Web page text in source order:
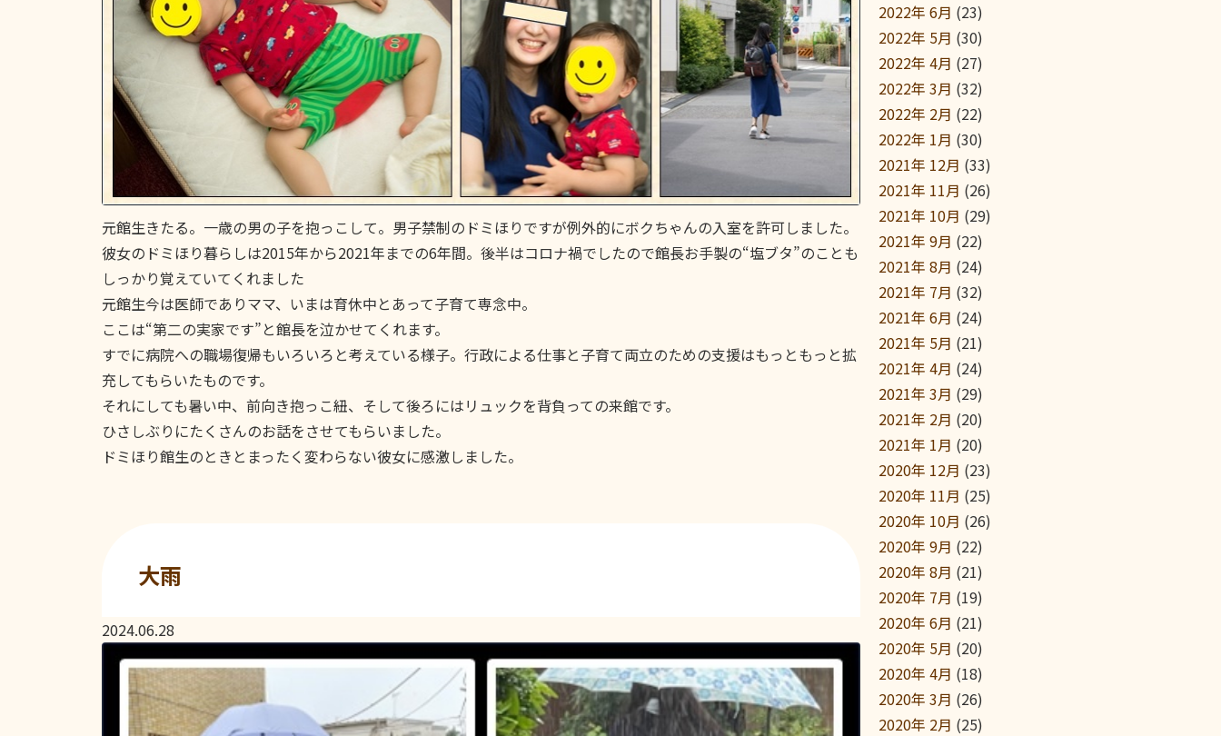
元館生きたる。一歳の男の子を抱っこして。男子禁制のドミほりですが例外的にボクちゃんの入室を許可しました。
彼女のドミほり暮らしは2015年から2021年までの6年間。後半はコロナ禍でしたので館長お手製の“塩ブタ”のことも
しっかり覚えていてくれました
元館生今は医師でありママ、いまは育休中とあって子育て専念中。
ここは“第二の実家です”と館長を泣かせてくれます。
すでに病院への職場復帰もいろいろと考えている様子。行政による仕事と子育て両立のための支援はもっともっと拡
充してもらいたものです。
それにしても暑い中、前向き抱っこ紐、そして後ろにはリュックを背負っての来館です。
ひさしぶりにたくさんのお話をさせてもらいました。
ドミほり館生のときとまったく変わらない彼女に感激しました。
大雨
2024.06.28
2022年 6月 (23)
2022年 5月 (30)
2022年 4月 (27)
2022年 3月 (32)
2022年 2月 (22)
2022年 1月 (30)
2021年 12月 (33)
2021年 11月 (26)
2021年 10月 (29)
2021年 9月 (22)
2021年 8月 (24)
2021年 7月 (32)
2021年 6月 (24)
2021年 5月 (21)
2021年 4月 (24)
2021年 3月 (29)
2021年 2月 (20)
2021年 1月 (20)
2020年 12月 (23)
2020年 11月 (25)
2020年 10月 (26)
2020年 9月 (22)
2020年 8月 (21)
2020年 7月 (19)
2020年 6月 (21)
2020年 5月 (20)
2020年 4月 (18)
2020年 3月 (26)
2020年 2月 (25)